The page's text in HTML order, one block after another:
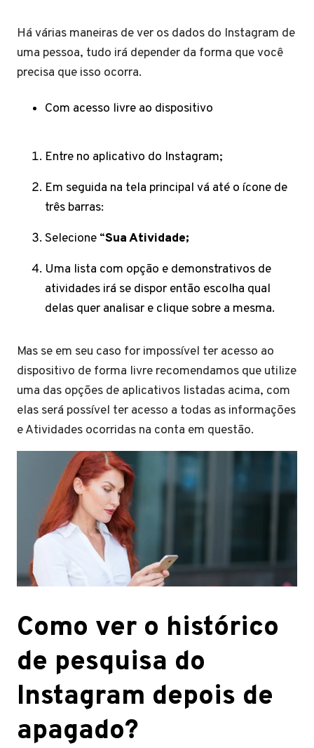
Há várias maneiras de ver os dados do Instagram de
uma pessoa, tudo irá depender da forma que você
precisa que isso ocorra.
Com acesso livre ao dispositivo
Entre no aplicativo do Instagram;
Em seguida na tela principal vá até o ícone de
três barras:
Selecione “Sua Atividade;
Uma lista com opção e demonstrativos de
atividades irá se dispor então escolha qual
delas quer analisar e clique sobre a mesma.
Mas se em seu caso for impossível ter acesso ao
dispositivo de forma livre recomendamos que utilize
uma das opções de aplicativos listadas acima, com
elas será possível ter acesso a todas as informações
e Atividades ocorridas na conta em questão.
Como ver o histórico
de pesquisa do
Instagram depois de
apagado?